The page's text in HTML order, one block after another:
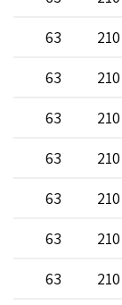
210
63
210
63
210
63
210
63
210
63
210
63
210
63